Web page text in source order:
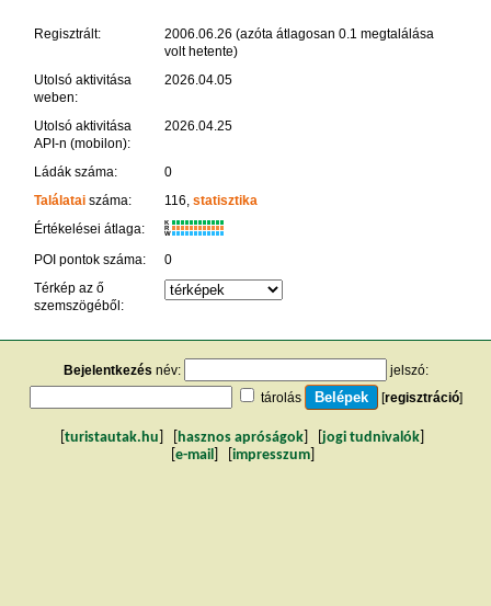
Regisztrált:
2006.06.26 (azóta átlagosan 0.1 megtalálása
volt hetente)
Utolsó aktivitása
weben:
2026.04.05
Utolsó aktivitása
API-n (mobilon):
2026.04.25
Ládák száma:
0
Találataiszáma: 116, statisztika
Értékelései átlaga:
K
R
W
POI pontok száma:
0
Térkép az ő
szemszögéből:
Bejelentkezés név:
jelszó:
tárolás
[regisztráció]
turistautak.hu hasznos apróságok jogi tudnivalók
e-mail impresszum]